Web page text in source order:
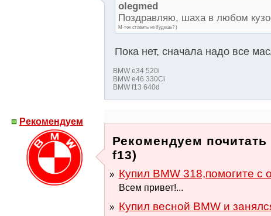
olegmed
Поздравляю, шаха в любом
М-тех ставить не будешь? )
Пока нет, сначала надо все
BMW e34 520i
BMW e46 330Ci
BMW f13 640d
Рекомендуем
Рекомендуем
f13)
Купил BMW 318,помогите с
Всем привет!...
Купил весной BMW и